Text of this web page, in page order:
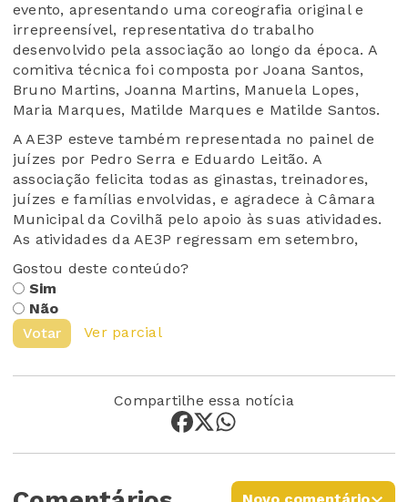
evento, apresentando uma coreografia original e
irrepreensível, representativa do trabalho
desenvolvido pela associação ao longo da época. A
comitiva técnica foi composta por Joana Santos,
Bruno Martins, Joanna Martins, Manuela Lopes,
Maria Marques, Matilde Marques e Matilde Santos.
A AE3P esteve também representada no painel de
juízes por Pedro Serra e Eduardo Leitão. A
associação felicita todas as ginastas, treinadores,
juízes e famílias envolvidas, e agradece à Câmara
Municipal da Covilhã pelo apoio às suas atividades.
As atividades da AE3P regressam em setembro,
Gostou deste conteúdo?
Sim
Não
Votar
Ver parcial
Compartilhe essa notícia